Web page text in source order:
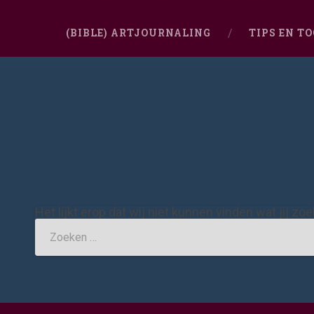
(BIBLE) ARTJOURNALING TIPS EN
Het lijkt erop dat wij niet kunnen vinden wat jij